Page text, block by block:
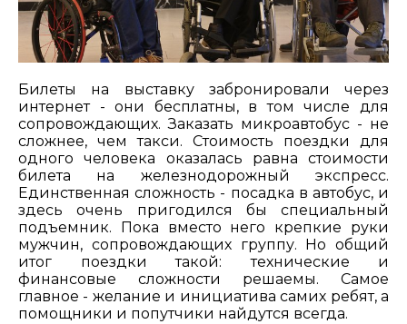
Билеты на выставку забронировали через
интернет - они бесплатны, в том числе для
сопровождающих. Заказать микроавтобус - не
сложнее, чем такси. Стоимость поездки для
одного человека оказалась равна стоимости
билета на железнодорожный экспресс.
Единственная сложность - посадка в автобус, и
здесь очень пригодился бы специальный
подъемник. Пока вместо него крепкие руки
мужчин, сопровождающих группу. Но общий
итог поездки такой: технические и
финансовые сложности решаемы. Самое
главное - желание и инициатива самих ребят, а
помощники и попутчики найдутся всегда.